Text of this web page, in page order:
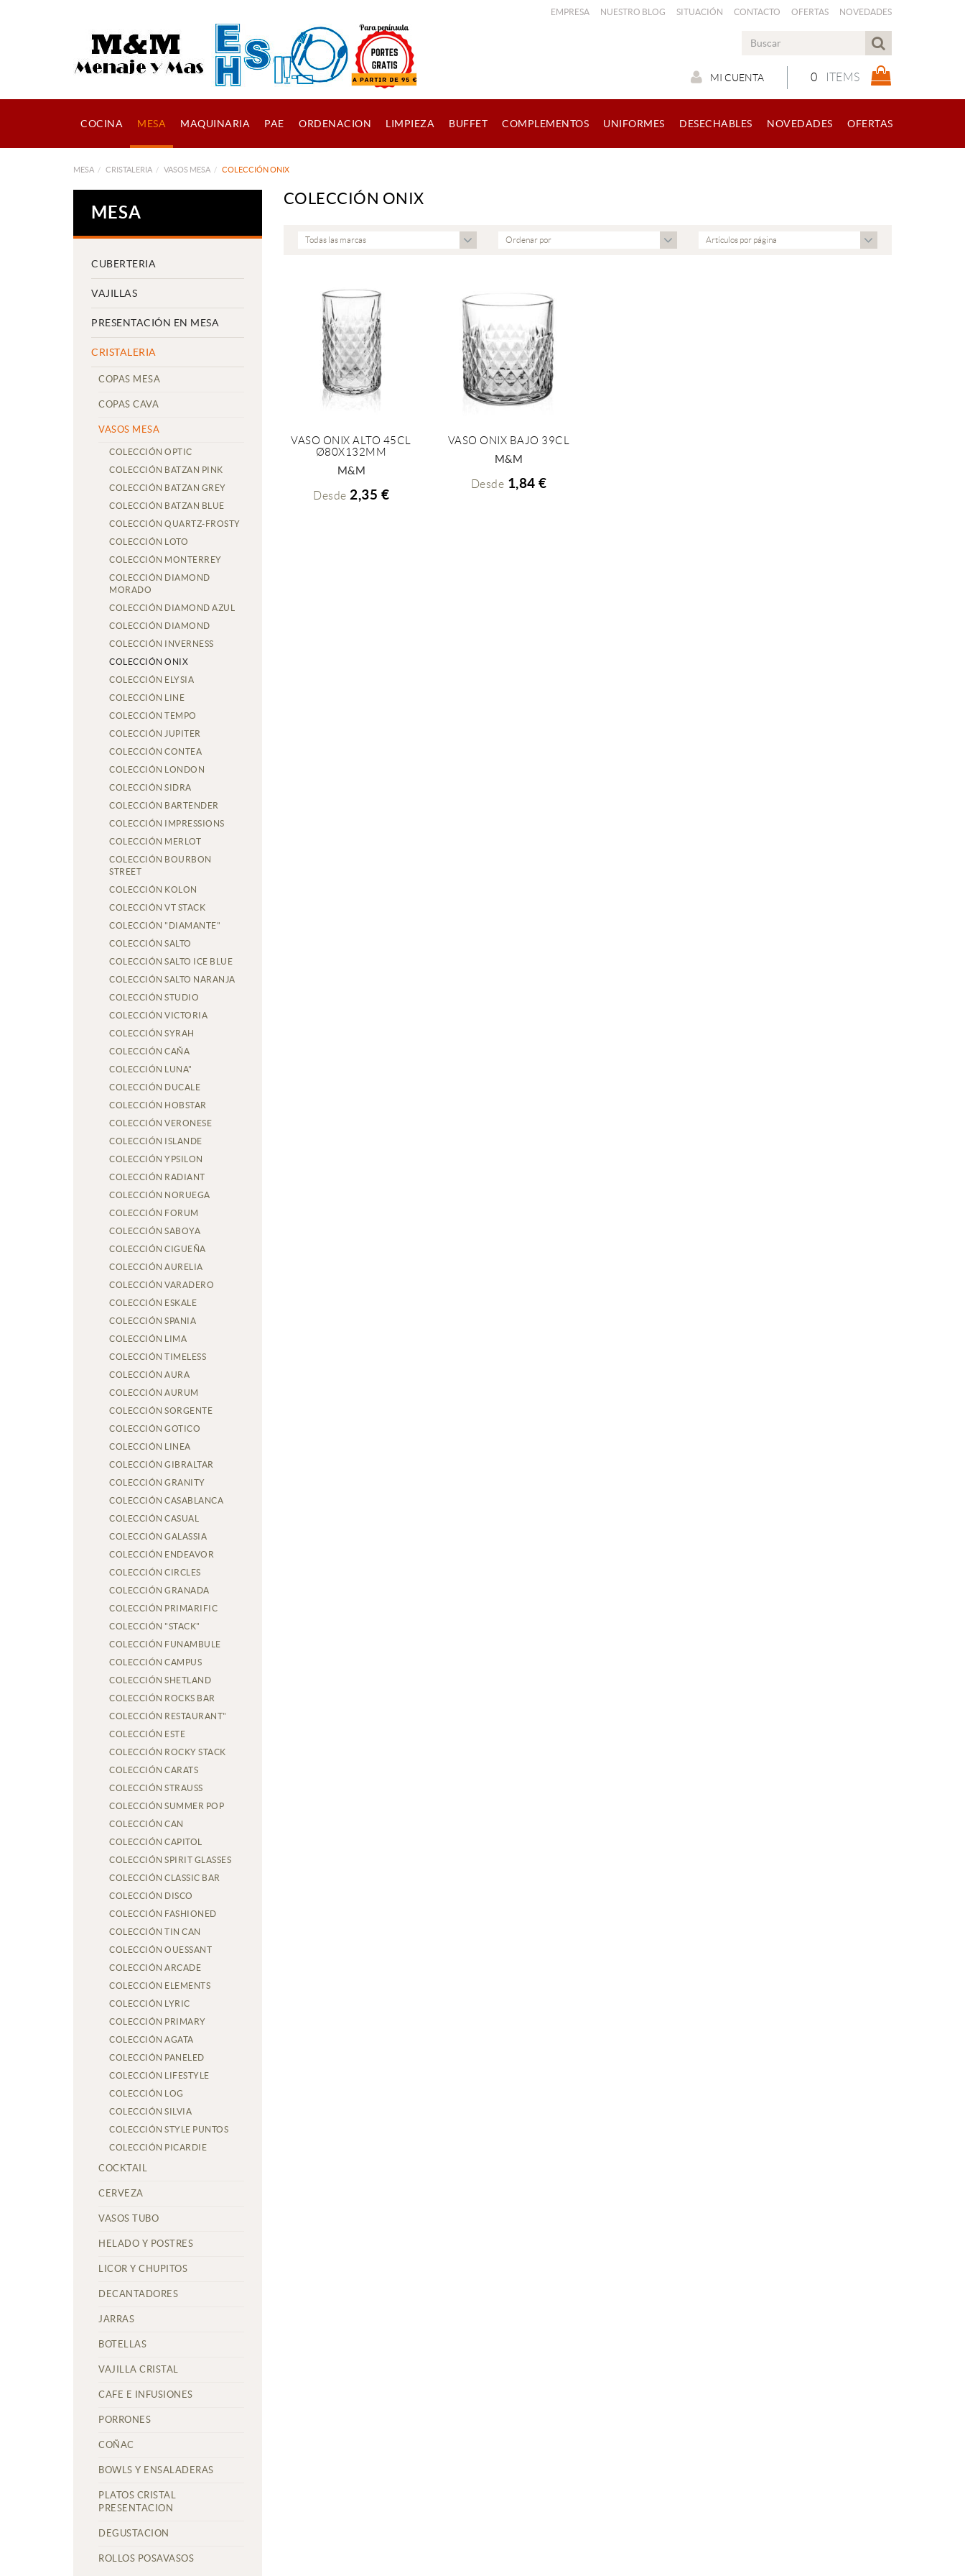
EMPRESA NUESTRO BLOG SITUACIÓN CONTACTO OFERTAS NOVEDADES
0 ITEMS
MI CUENTA
COCINA MESA MAQUINARIA PAE ORDENACION LIMPIEZA BUFFET COMPLEMENTOS UNIFORMES DESECHABLES NOVEDADES OFERTAS
MESA CRISTALERIA VASOS MESA COLECCIÓN ONIX
MESA
CUBERTERIA
VAJILLAS
PRESENTACIÓN EN MESA
CRISTALERIA
COPAS MESA
COPAS CAVA
VASOS MESA
COLECCIÓN OPTIC
COLECCIÓN BATZAN PINK
COLECCIÓN BATZAN GREY
COLECCIÓN BATZAN BLUE
COLECCIÓN QUARTZ-FROSTY
COLECCIÓN LOTO
COLECCIÓN MONTERREY
COLECCIÓN DIAMOND
MORADO
COLECCIÓN DIAMOND AZUL
COLECCIÓN DIAMOND
COLECCIÓN INVERNESS
COLECCIÓN ONIX
COLECCIÓN ELYSIA
COLECCIÓN LINE
COLECCIÓN TEMPO
COLECCIÓN JUPITER
COLECCIÓN CONTEA
COLECCIÓN LONDON
COLECCIÓN SIDRA
COLECCIÓN BARTENDER
COLECCIÓN IMPRESSIONS
COLECCIÓN MERLOT
COLECCIÓN BOURBON
STREET
COLECCIÓN KOLON
COLECCIÓN VT STACK
COLECCIÓN "DIAMANTE"
COLECCIÓN SALTO
COLECCIÓN SALTO ICE BLUE
COLECCIÓN SALTO NARANJA
COLECCIÓN STUDIO
COLECCIÓN VICTORIA
COLECCIÓN SYRAH
COLECCIÓN CAÑA
COLECCIÓN LUNA"
COLECCIÓN DUCALE
COLECCIÓN HOBSTAR
COLECCIÓN VERONESE
COLECCIÓN ISLANDE
COLECCIÓN YPSILON
COLECCIÓN RADIANT
COLECCIÓN NORUEGA
COLECCIÓN FORUM
COLECCIÓN SABOYA
COLECCIÓN CIGUEÑA
COLECCIÓN AURELIA
COLECCIÓN VARADERO
COLECCIÓN ESKALE
COLECCIÓN SPANIA
COLECCIÓN LIMA
COLECCIÓN TIMELESS
COLECCIÓN AURA
COLECCIÓN AURUM
COLECCIÓN SORGENTE
COLECCIÓN GOTICO
COLECCIÓN LINEA
COLECCIÓN GIBRALTAR
COLECCIÓN GRANITY
COLECCIÓN CASABLANCA
COLECCIÓN CASUAL
COLECCIÓN GALASSIA
COLECCIÓN ENDEAVOR
COLECCIÓN CIRCLES
COLECCIÓN GRANADA
COLECCIÓN PRIMARIFIC
COLECCIÓN "STACK"
COLECCIÓN FUNAMBULE
COLECCIÓN CAMPUS
COLECCIÓN SHETLAND
COLECCIÓN ROCKS BAR
COLECCIÓN RESTAURANT"
COLECCIÓN ESTE
COLECCIÓN ROCKY STACK
COLECCIÓN CARATS
COLECCIÓN STRAUSS
COLECCIÓN SUMMER POP
COLECCIÓN CAN
COLECCIÓN CAPITOL
COLECCIÓN SPIRIT GLASSES
COLECCIÓN CLASSIC BAR
COLECCIÓN DISCO
COLECCIÓN FASHIONED
COLECCIÓN TIN CAN
COLECCIÓN OUESSANT
COLECCIÓN ARCADE
COLECCIÓN ELEMENTS
COLECCIÓN LYRIC
COLECCIÓN PRIMARY
COLECCIÓN AGATA
COLECCIÓN PANELED
COLECCIÓN LIFESTYLE
COLECCIÓN LOG
COLECCIÓN SILVIA
COLECCIÓN STYLE PUNTOS
COLECCIÓN PICARDIE
COCKTAIL
CERVEZA
VASOS TUBO
HELADO Y POSTRES
LICOR Y CHUPITOS
DECANTADORES
JARRAS
BOTELLAS
VAJILLA CRISTAL
CAFE E INFUSIONES
PORRONES
COÑAC
BOWLS Y ENSALADERAS
PLATOS CRISTAL
PRESENTACION
DEGUSTACION
ROLLOS POSAVASOS
COLECCIÓN ONIX
Todas las marcas Ordenar por Artículos por página
+ INFO
VASO ONIX ALTO 45CL
Ø80X132MM
M&M
Desde 2,35 €
+ INFO
VASO ONIX BAJO 39CL
M&M
Desde 1,84 €